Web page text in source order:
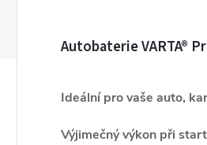
Autobaterie VARTA®
Ideální pro vaše auto,
Výjimečný výkon při